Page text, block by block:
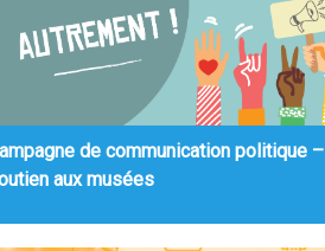
de communication politique –
aux musées